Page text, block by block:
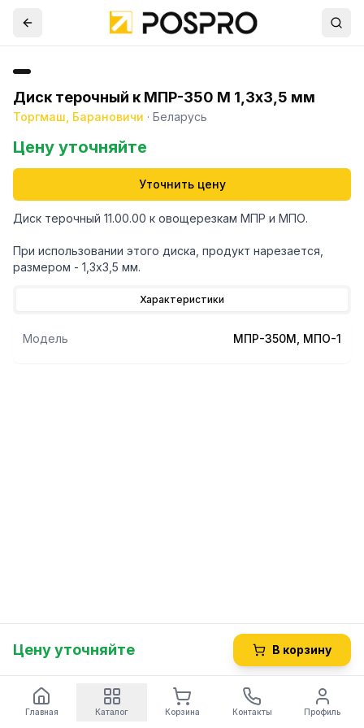
Диск терочный к МПР-350 М 1,3х3,5 мм
Торгмаш, Барановичи · Беларусь
Цену уточняйте
Уточнить цену
Диск терочный 11.00.00 к овощерезкам МПР и МПО.
При использовании этого диска, продукт нарезается,
Характеристики
Модель МПР-350М, МПО-1
Цену уточняйте В корзину
Главная Каталог Корзина Контакты Профиль